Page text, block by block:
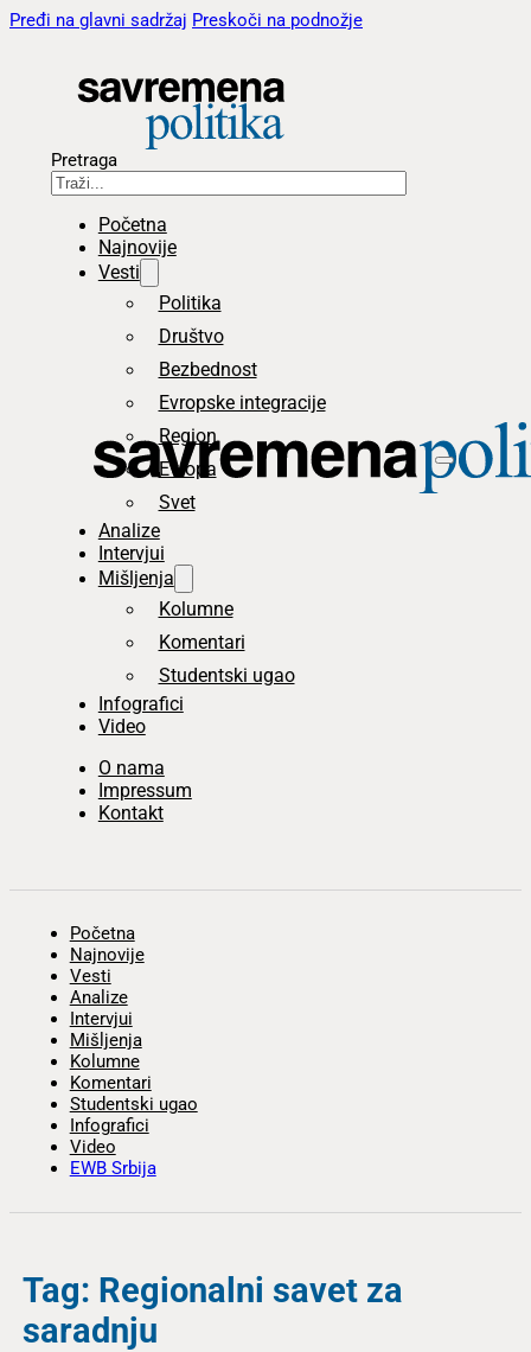
Pređi na glavni sadržaj Preskoči na podnožje
Pretraga
Početna
Najnovije
Vesti
Politika
Društvo
Bezbednost
Evropske integracije
Region
Evropa
Svet
Analize
Intervjui
Mišljenja
Kolumne
Komentari
Studentski ugao
Infografici
Video
O nama
Impressum
Kontakt
Početna
Najnovije
Vesti
Analize
Intervjui
Mišljenja
Kolumne
Komentari
Studentski ugao
Infografici
Video
EWB Srbija
Tag: Regionalni savet za
saradnju